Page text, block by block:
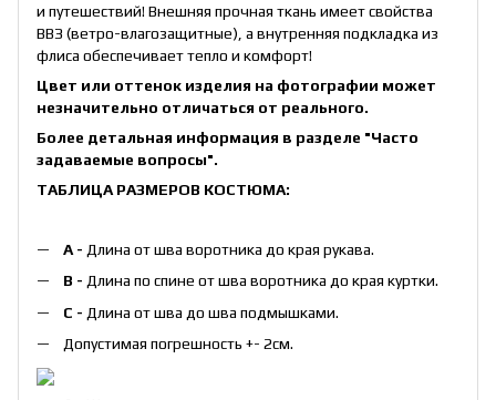
и путешествий! Внешняя прочная ткань имеет свойства
ВВЗ (ветро-влагозащитные), а внутренняя подкладка из
флиса обеспечивает тепло и комфорт!
Цвет или оттенок изделия на фотографии может
незначительно отличаться от реального.
Более детальная информация в разделе "Часто
задаваемые вопросы".
ТАБЛИЦА РАЗМЕРОВ КОСТЮМА:
А - Длина от шва воротника до края рукава.
B - Длина по спине от шва воротника до края куртки.
С - Длина от шва до шва подмышками.
Допустимая погрешность +- 2см.